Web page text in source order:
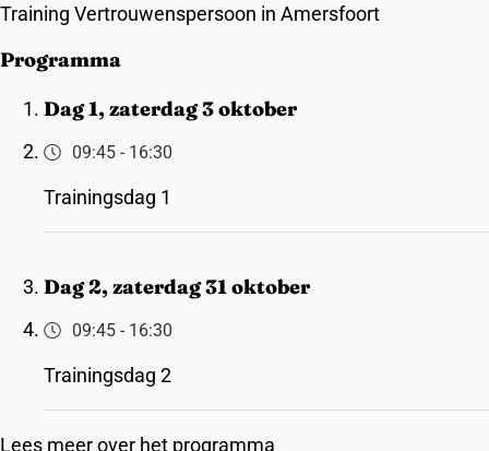
Training Vertrouwenspersoon in Amersfoort
Programma
Dag 1, zaterdag 3 oktober
09:45 - 16:30
Trainingsdag 1
Dag 2, zaterdag 31 oktober
09:45 - 16:30
Trainingsdag 2
Lees meer over het programma